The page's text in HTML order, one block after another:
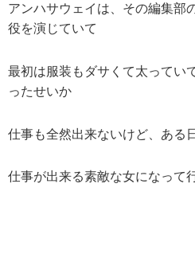
アンハサウェイは、その編集部
役を演じていて
最初は服装もダサくて太ってい
ったせいか
仕事も全然出来ないけど、ある
仕事が出来る素敵な女になって